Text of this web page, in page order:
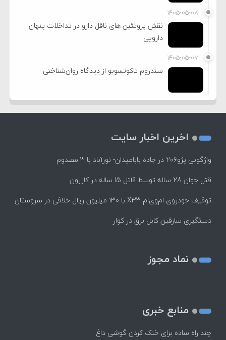
۱۴۰۵-۰۵-۰۸
نقش پروتئین های ناقل دارو در تداخلات پنهان
دارویی
۱۴۰۵-۰۵-۰۷
سندروم تاکوتسوبو از دیدگاه روان‌شناختی
اخرین اخبار سایت
واژگونی پژو۲۰۶ در جاده بابامیدان- نورآباد با ۳ مصدوم
قتل جوان 28 ساله توسط قاتل 15 ساله در کازرون
توقیف خودروی ام‌وی‌ام X33 با ۱۳۰ میلیون ریال خلافی در سروستان
دستگیری سارقین کابل برق در کوار
نماد مجوز
منابع خبری
چند راه‌ ساده برای خنک کردن گوشی داغ